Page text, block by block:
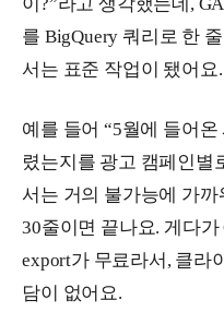
를 BigQuery 쿼리로 한
서는 표준 작업이 됐어요.
예를 들어 “5월에 들어
렸는지를 광고 캠페인별
서는 거의 불가능에 가까
30줄이면 끝나요. 게다
export가 무료라서, 클라
담이 없어요.